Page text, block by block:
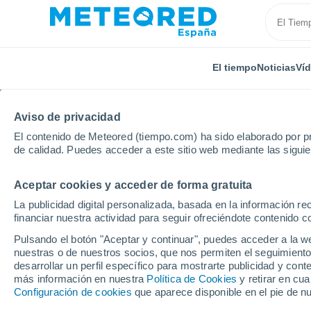
Aviso de privacidad
El contenido de Meteored (tiempo.com) ha sido elaborado por
de calidad. Puedes acceder a este sitio web mediante las
Aceptar cookies y acceder de forma gratuita
La publicidad digital personalizada, basada en la información
financiar nuestra actividad para seguir ofreciéndote contenido
Pulsando el botón "Aceptar y continuar", puedes acceder a la
nuestras o de nuestros socios, que nos permiten el
desarrollar un perfil específico para mostrarte publicidad y
más información en nuestra Política de Cookies y retirar en
Configuración de cookies que aparece disponible en el pie de
El tiempoNoticias
Inicio Reino Unido Este de Inglaterra
El Tiempo en
07:23 Domingo